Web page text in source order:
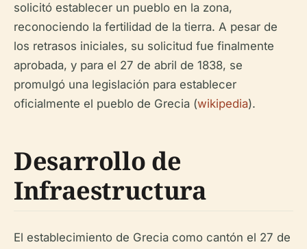
solicitó establecer un pueblo en la zona,
reconociendo la fertilidad de la tierra. A pesar de
los retrasos iniciales, su solicitud fue finalmente
aprobada, y para el 27 de abril de 1838, se
promulgó una legislación para establecer
oficialmente el pueblo de Grecia (wikipedia).
Desarrollo de
Infraestructura
El establecimiento de Grecia como cantón el 27 de